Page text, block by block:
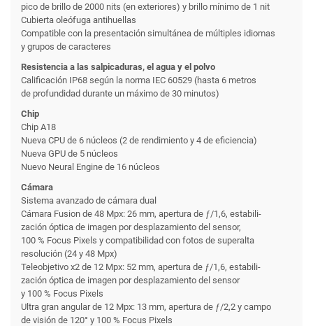
pico de brillo de 2000 nits (en exteriores) y brillo mínimo de 1 nit
Cubierta oleófuga antihuellas
Compatible con la presentación simultánea de múltiples idiomas
y grupos de caracteres
Resistencia a las salpicaduras, el agua y el polvo
Calificación IP68 según la norma IEC 60529 (hasta 6 metros
de profundidad durante un máximo de 30 minutos)
Chip
Chip A18
Nueva CPU de 6 núcleos (2 de rendi­miento y 4 de eficiencia)
Nueva GPU de 5 núcleos
Nuevo Neural Engine de 16 núcleos
Cámara
Sistema avanzado de cámara dual
Cámara Fusion de 48 Mpx: 26 mm, apertura de ƒ/1,6, estabili­
zación óptica de imagen por desplazamiento del sensor,
100 % Focus Pixels y compati­bilidad con fotos de superalta
resolución (24 y 48 Mpx)
Teleobjetivo x2 de 12 Mpx: 52 mm, apertura de ƒ/1,6, estabili­
zación óptica de imagen por desplazamiento del sensor
y 100 % Focus Pixels
Ultra gran angular de 12 Mpx: 13 mm, apertura de ƒ/2,2 y campo
de visión de 120° y 100 % Focus Pixels